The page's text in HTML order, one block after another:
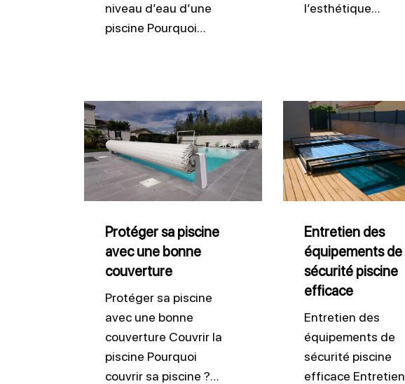
niveau d’eau d’une
piscine Pourquoi…
l’esthétique…
Protéger
sa
piscine
avec
une
bonne
couverture
Protéger sa piscine
avec une bonne
couverture
Protéger sa piscine
avec une bonne
couverture Couvrir la
piscine Pourquoi
couvrir sa piscine ?…
Entretien
des
équipements
de
sécurité
piscine
efficace
Entretien des
équipements de
sécurité piscine
efficace
Entretien des
équipements de
sécurité piscine
efficace Entretien